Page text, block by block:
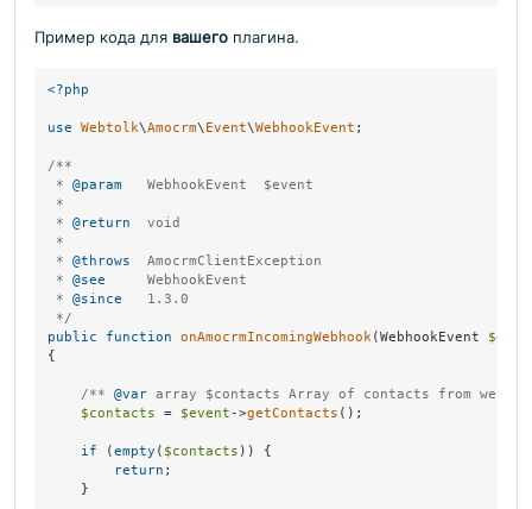
Пример кода для вашего плагина.
<?php
use Webtolk\Amocrm\ Event\WebhookEvent ;
/**
* @param
   WebhookEvent  $event
*
* @return
  void
*
* @throws
  AmocrmClientException
* @see
     WebhookEvent
* @since
   1.3.0
*/
public
function onAmocrmIncomingWebhook(WebhookEvent
{
/** @var array $contacts Array of contacts from
$contacts = $event ->getContacts ();
if (empty ( $contacts )) {
return ;
    }